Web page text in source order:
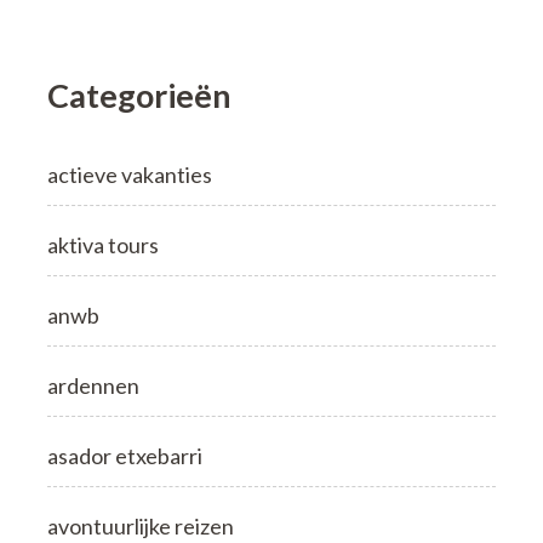
Categorieën
actieve vakanties
aktiva tours
anwb
ardennen
asador etxebarri
avontuurlijke reizen